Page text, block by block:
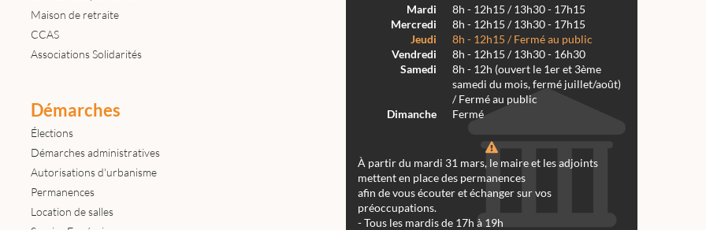
Maison de retraite
CCAS
Associations Solidarités
Démarches
Élections
Démarches administratives
Autorisations d'urbanisme
Permanences
Location de salles
Mardi
8h - 12h15 / 13h30 - 17h15
Mercredi
8h - 12h15 / 13h30 - 17h15
Jeudi
8h - 12h15 / Fermé au public
Vendredi
8h - 12h15 / 13h30 - 16h30
Samedi
8h - 12h (ouvert le 1er et 3ème
samedi du mois, fermé juillet/août)
/ Fermé au public
Dimanche
Fermé
À partir du mardi 31 mars, le maire et les adjoints
mettent en place des permanences
afin de vous écouter et échanger sur vos
préoccupations.
- Tous les mardis de 17h à 19h